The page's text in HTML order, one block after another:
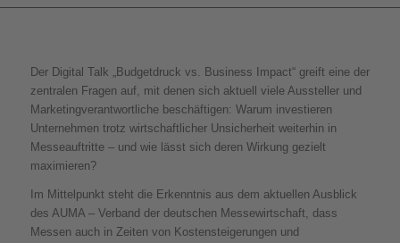
Der Digital Talk „Budgetdruck vs. Business Impact“ greift eine der
zentralen Fragen auf, mit denen sich aktuell viele Aussteller und
Marketingverantwortliche beschäftigen: Warum investieren
Unternehmen trotz wirtschaftlicher Unsicherheit weiterhin in
Messeauftritte – und wie lässt sich deren Wirkung gezielt
maximieren?
Im Mittelpunkt steht die Erkenntnis aus dem aktuellen Ausblick
des AUMA – Verband der deutschen Messewirtschaft, dass
Messen auch in Zeiten von Kostensteigerungen und